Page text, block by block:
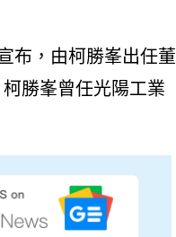
布，由柯勝峯出任董
勝峯曾任光陽工業